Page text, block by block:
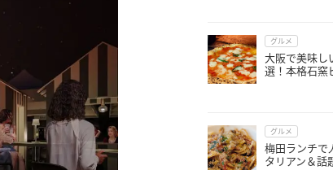
グルメ
大阪で美味し
選！本格石窯
グルメ
梅田ランチで
タリアン＆話